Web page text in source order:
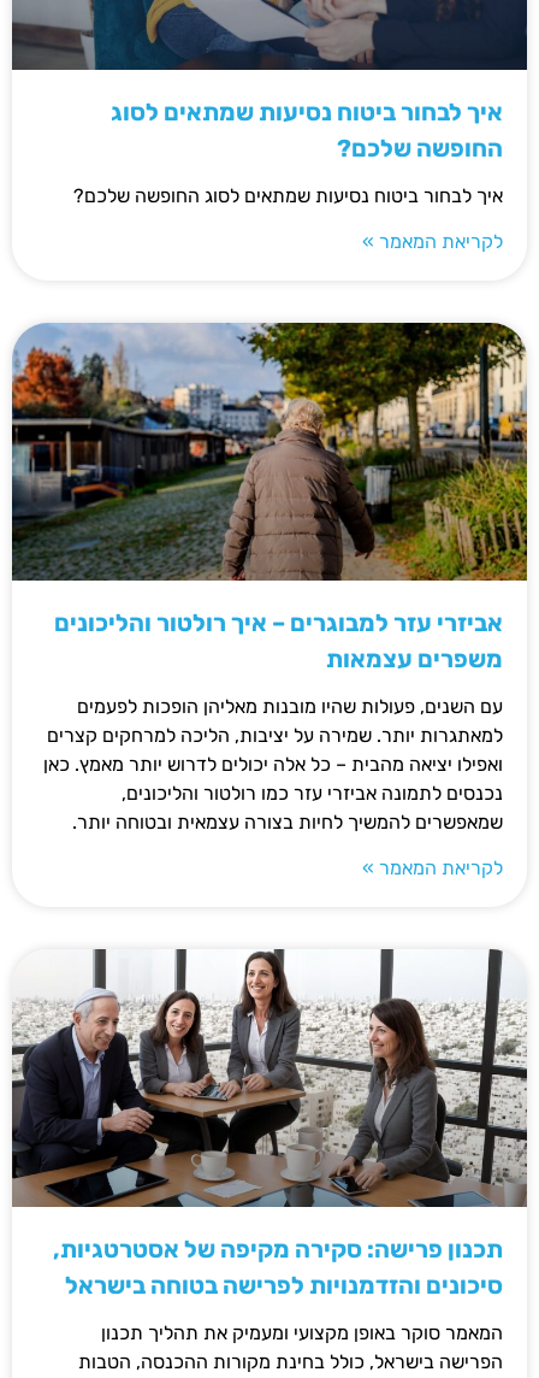
איך לבחור ביטוח נסיעות שמתאים לסוג
החופשה שלכם?
איך לבחור ביטוח נסיעות שמתאים לסוג החופשה שלכם?
לקריאת המאמר »
אביזרי עזר למבוגרים – איך רולטור והליכונים
משפרים עצמאות
עם השנים, פעולות שהיו מובנות מאליהן הופכות לפעמים
למאתגרות יותר. שמירה על יציבות, הליכה למרחקים קצרים
ואפילו יציאה מהבית – כל אלה יכולים לדרוש יותר מאמץ. כאן
נכנסים לתמונה אביזרי עזר כמו רולטור והליכונים,
שמאפשרים להמשיך לחיות בצורה עצמאית ובטוחה יותר.
לקריאת המאמר »
תכנון פרישה: סקירה מקיפה של אסטרטגיות,
סיכונים והזדמנויות לפרישה בטוחה בישראל
המאמר סוקר באופן מקצועי ומעמיק את תהליך תכנון
הפרישה בישראל, כולל בחינת מקורות ההכנסה, הטבות